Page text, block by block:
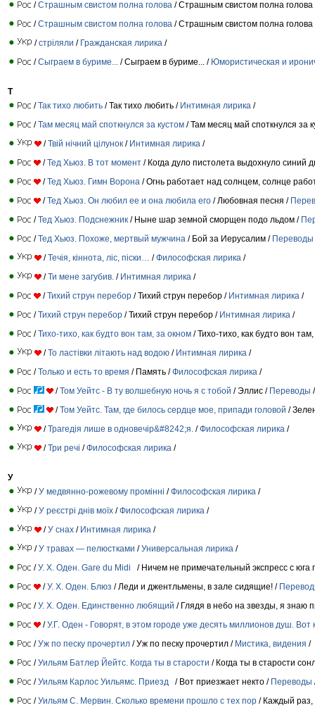
/Страшным свистом полна голова / Страшным свистом полна
/Страшным свистом полна голова / Страшным свистом полна
/стріляли / Гражданская лирика /
/Сыграем в буриме... / Сыграем в буриме... / Юмористическая и
Т
/Так тихо любить / Так тихо любить / Интимная лирика /
/Там месяц май споткнулся за кустом / Там месяц май споткнулся за
/Твій нічний цілунок / Интимная лирика /
/Тед Хьюз. В тот момент / Когда дуло пистолета выдохнуло синий
/Тед Хьюз. Гимн Ворона / Огнь работает над солнцем, солнце
/Тед Хьюз. Он любил ее и она любила его / Любовная песня /
/Тед Хьюз. Подснежник / Ныне шар земной сморщен подо льдом /
/Тед Хьюз. Похоже, мертвый мужчина / Бой за Иерусалим / Переводы
/Течія, кіннота, ліс, піски… /Философская лирика /
/Ти мене загубив. / Интимная лирика /
/Тихий струн перебор / Тихий струн перебор / Интимная лирика /
/Тихий струн перебор / Тихий струн перебор / Интимная лирика /
/Тихо-тихо, как будто вон там, за окном / Тихо-тихо, как будто вон
/То ластівки літають над водою / Интимная лирика /
/Только и есть то время / Память /Философская лирика /
/Том Уейтс - В ту волшебную ночь я с тобой / Эллис / Переводы /
/Том Уейтс. Там, где билось сердце мое, припади головой /
/Трагедія лише в одновечір&#8242;я. /Философская лирика /
/Три речі /Философская лирика /
У
/У медвянно-рожевому промінні /Философская лирика /
/У реєстрі днів моїх /Философская лирика /
/У снах / Интимная лирика /
/У травах — пелюстками /Универсальная лирика /
/У. Х. Оден. Gare du Midi
/ Ничем не примечательный экспресс с юга
/У. Х. Оден. Блюз / Леди и джентльмены, в зале сидящие! /
/У. Х. Оден. Единственно любящий / Глядя в небо на звезды, я знаю
/У.Г. Оден - Говорят, в этом городе уже десять миллионов душ. Вот
/Уж по песку прочертил / Уж по песку прочертил / Мистика, видения /
/Уильям Батлер Йейтс. Когда ты в старости / Когда ты в старости
/Уильям Карлос Уильямс. Приезд / Вот приезжает некто / Переводы
/Уильям С. Мервин. Cколько времени прошло с тех пор / Каждый раз,